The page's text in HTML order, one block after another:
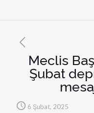
Meclis
Şubat
6 Şubat, 2025